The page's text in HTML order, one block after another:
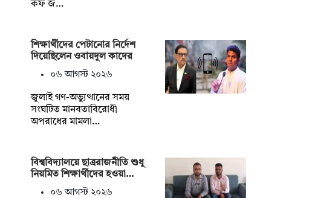
কফ জ…
শিক্ষার্থীদের পেটানোর নির্দেশ
দিয়েছিলেন ওবায়দুল কাদের
০৬ আগস্ট ২০২৬
জুলাই গণ-অভ্যুত্থানের সময়
সংঘটিত মানবতাবিরোধী
অপরাধের মামলা…
‎বিশ্ববিদ্যালয়ে ছাত্ররাজনীতি শুধু
নিয়মিত শিক্ষার্থীদের হওয়া…
০৬ আগস্ট ২০২৬